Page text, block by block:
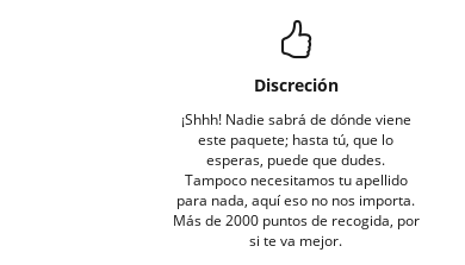
Discreción
¡Shhh! Nadie sabrá de dónde viene
este paquete; hasta tú, que lo
esperas, puede que dudes.
Tampoco necesitamos tu apellido
para nada, aquí eso no nos importa.
Más de 2000 puntos de recogida, por
si te va mejor.